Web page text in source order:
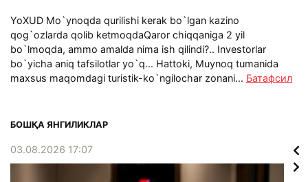
YoXUD Mo`ynoqda qurilishi kerak bo`lgan kazino
qog`ozlarda qolib ketmoqdaQaror chiqqaniga 2 yil
bo`lmoqda, ammo amalda nima ish qilindi?.. Investorlar
bo`yicha aniq tafsilotlar yo`q... Hattoki, Muynoq tumanida
maxsus maqomdagi turistik-ko`ngilochar zonani... Батафсил
БОШҚА ЯНГИЛИКЛАР
03.08.2026 17:07